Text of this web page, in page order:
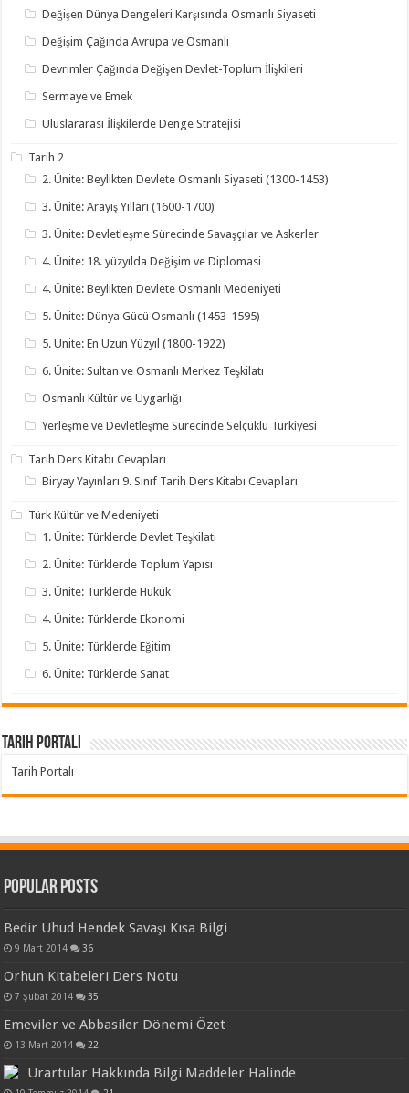
Değişen Dünya Dengeleri Karşısında Osmanlı Siyaseti
Değişim Çağında Avrupa ve Osmanlı
Devrimler Çağında Değişen Devlet-Toplum İlişkileri
Sermaye ve Emek
Uluslararası İlişkilerde Denge Stratejisi
Tarih 2
2. Ünite: Beylikten Devlete Osmanlı Siyaseti (1300-1453)
3. Ünite: Arayış Yılları (1600-1700)
3. Ünite: Devletleşme Sürecinde Savaşçılar ve Askerler
4. Ünite: 18. yüzyılda Değişim ve Diplomasi
4. Ünite: Beylikten Devlete Osmanlı Medeniyeti
5. Ünite: Dünya Gücü Osmanlı (1453-1595)
5. Ünite: En Uzun Yüzyıl (1800-1922)
6. Ünite: Sultan ve Osmanlı Merkez Teşkilatı
Osmanlı Kültür ve Uygarlığı
Yerleşme ve Devletleşme Sürecinde Selçuklu Türkiyesi
Tarih Ders Kitabı Cevapları
Biryay Yayınları 9. Sınıf Tarih Ders Kitabı Cevapları
Türk Kültür ve Medeniyeti
1. Ünite: Türklerde Devlet Teşkilatı
2. Ünite: Türklerde Toplum Yapısı
3. Ünite: Türklerde Hukuk
4. Ünite: Türklerde Ekonomi
5. Ünite: Türklerde Eğitim
6. Ünite: Türklerde Sanat
Tarih Portalı
Tarih Portalı
Popular Posts
Bedir Uhud Hendek Savaşı Kısa Bilgi
9 Mart 2014 36
Orhun Kitabeleri Ders Notu
7 Şubat 2014 35
Emeviler ve Abbasiler Dönemi Özet
13 Mart 2014 22
Urartular Hakkında Bilgi Maddeler Halinde